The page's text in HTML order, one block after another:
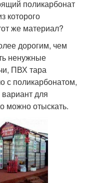
поликарбонат
которого
же материал?
дорогим, чем
ненужные
ПВХ тара
с поликарбонатом,
для
можно отыскать.